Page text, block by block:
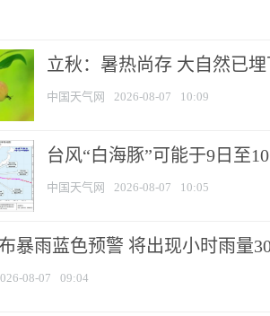
立秋：暑热尚存 大自然已
中国天气网 2026-08-07 10:09
台风“白海豚”可能于9日至
中国天气网 2026-08-07 10:05
暴雨蓝色预警 将出现小时雨量
08-07 09:04